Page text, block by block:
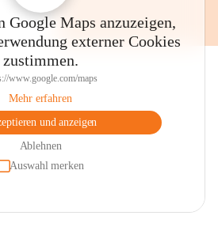
Google Maps anzuzeigen,
externer Cookies
zustimmen.
www.google.com/maps
Mehr erfahren
und anzeigen
Ablehnen
Auswahl merken